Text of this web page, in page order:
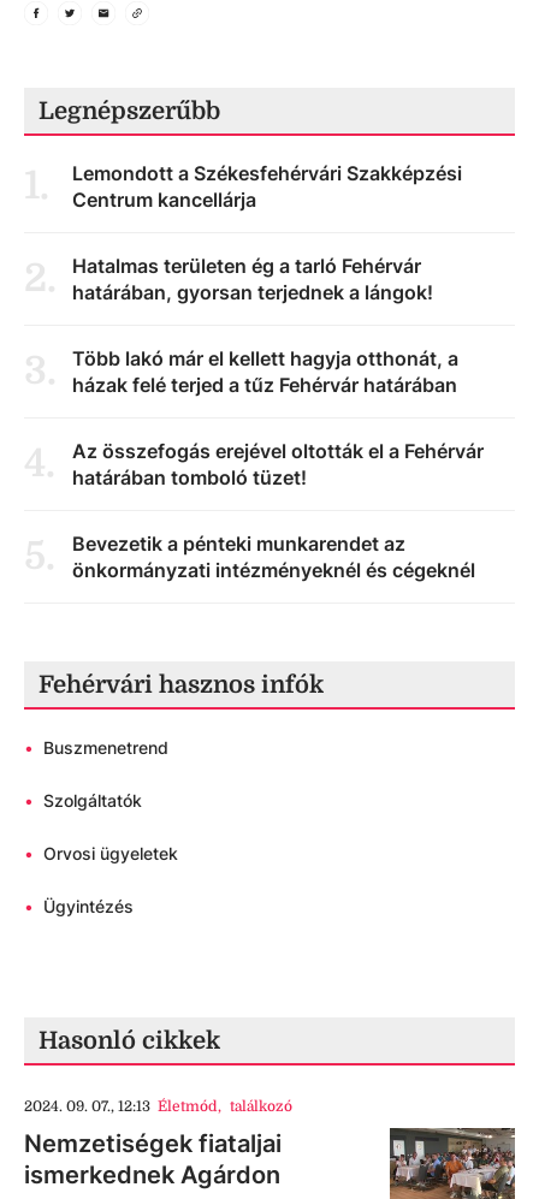
Legnépszerűbb
1.
Lemondott a Székesfehérvári Szakképzési
Centrum kancellárja
2.
Hatalmas területen ég a tarló Fehérvár
határában, gyorsan terjednek a lángok!
3.
Több lakó már el kellett hagyja otthonát, a
házak felé terjed a tűz Fehérvár határában
4.
Az összefogás erejével oltották el a Fehérvár
határában tomboló tüzet!
5.
Bevezetik a pénteki munkarendet az
önkormányzati intézményeknél és cégeknél
Fehérvári hasznos infók
• Buszmenetrend
• Szolgáltatók
• Orvosi ügyeletek
• Ügyintézés
Hasonló cikkek
2024. 09. 07., 12:13 Életmód, találkozó
Nemzetiségek fiataljai
ismerkednek Agárdon